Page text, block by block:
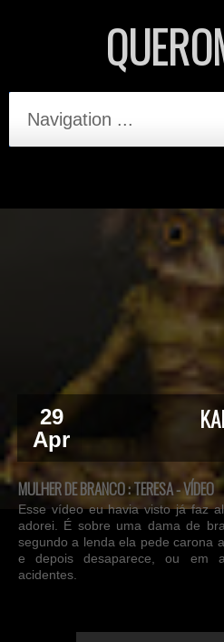
Navigation ...
29
Apr
MULHER DE BRANCO : TERESA - VÍDEO
Esse vídeo eu havia visto já faz
adorei. É sobre uma dama de
segundo a lenda ela pede carona
e depois desaparece, ou em
acidentes.